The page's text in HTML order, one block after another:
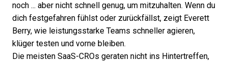
noch ... aber nicht schnell genug, um mitzuhalten. Wenn du
dich festgefahren fühlst oder zurückfällst, zeigt Everett
Berry, wie leistungsstarke Teams schneller agieren,
klüger testen und vorne bleiben.
Die meisten SaaS-CROs geraten nicht ins Hintertreffen,